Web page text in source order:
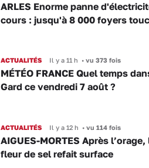
ARLES Enorme panne
cours : jusqu'à 8 000 foyers
ACTUALITÉS Il y a 11 h •vu 373 fois
MÉTÉO FRANCE Quel temps
Gard ce vendredi 7 août ?
ACTUALITÉS Il y a 12 h •vu 114 fois
AIGUES-MORTES Après l’orage,
fleur de sel refait surface